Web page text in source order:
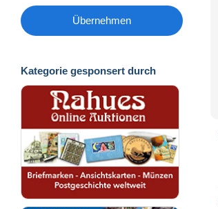
Übernehmen
Kategorie gesponsert durch